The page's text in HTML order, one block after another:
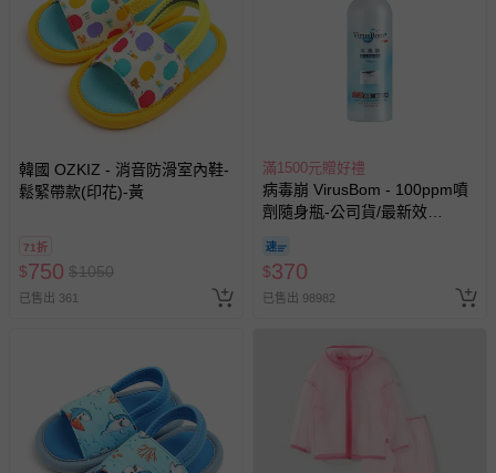
經消費者拆封之影音商品或電腦軟體（例如 DVD、CD
等）。
非以有形媒介提供之數位內容或一經提供即為完成之線
上服務，經消費者事先同意始提供（例如線上課程、遊
戲或活動點數等）。
-個人衛生用品（例如尿布、貼身衣物、泳裝、襪子、地
墊、寢具類等）。
-新生兒親膚衣物（嬰幼兒包巾與背巾、包屁衣、學習
-接觸性孕哺產品（奶嘴、奶瓶、擠乳器、哺乳衣、托腹
帶束縛衣、餐搖椅等）。
國際航空、客運、訂房等服務。
相關的退換貨辦理流程，可詳見： 退換貨 & 退款問題
韓國 OZKIZ - 消音防滑室內鞋-
鬆緊帶款(印花)-黃
71折
$750 $1050
已售出 361
滿1500元贈好禮
病毒崩 VirusBom - 100ppm噴
劑隨身瓶-公司貨/最新效
$370
已售出 98982